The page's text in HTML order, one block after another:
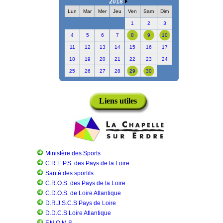
Lun Mar Mer Jeu Ven Sam Dim
1 2 3
4 5 6 7 8 9 10
11 12 13 14 15 16 17
18 19 20 21 22 23 24
25 26 27 28 29 30
Liens utiles
Ministère des Sports
C.R.E.P.S. des Pays de la Loire
Santé des sportifs
C.R.O.S. des Pays de la Loire
C.D.O.S. de Loire Atlantique
D.R.J.S.C.S Pays de Loire
D.D.C.S Loire Atlantique